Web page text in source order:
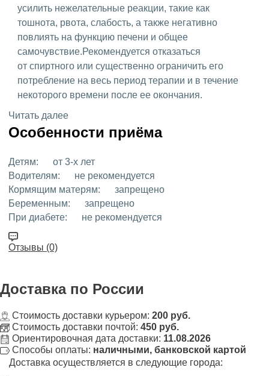
усилить нежелательные реакции, такие как
тошнота, рвота, слабость, а также негативно
повлиять на функцию печени и общее
самочувствие.Рекомендуется отказаться
от спиртного или существенно ограничить его
потребление на весь период терапии и в течение
некоторого времени после ее окончания.
Читать далее
Особенности приёма
Детям:
от 3-х лет
Водителям:
не рекомендуется
Кормящим матерям:
запрещено
Беременным:
запрещено
При диабете:
не рекомендуется
Отзывы (0)
Доставка по России
Стоимость доставки курьером: 200 руб.
Стоимость доставки почтой: 450 руб.
Ориентировочная дата доставки: 11.08.2026
Способы оплаты: наличными, банковской картой
Доставка осуществляется в следующие города: